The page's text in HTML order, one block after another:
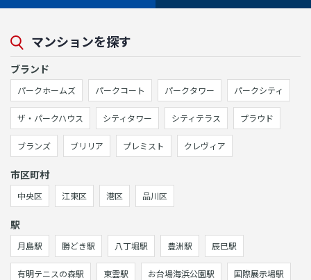
マンションを探す
ブランド
パークホームズ パークコート パークタワー パークシティ
ザ・パークハウス シティタワー シティテラス プラウド
ブランズ ブリリア プレミスト クレヴィア
市区町村
中央区 江東区 港区 品川区
駅
月島駅 勝どき駅 八丁堀駅 豊洲駅 辰巳駅
有明テニスの森駅 東雲駅 お台場海浜公園駅 国際展示場駅